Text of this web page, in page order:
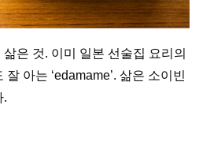
은 것. 이미 일본 선술집 요리의
아는 ‘edamame’. 삶은 소이빈
.